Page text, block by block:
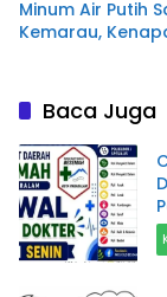
Minum Air Putih
Kemarau,
Baca Juga